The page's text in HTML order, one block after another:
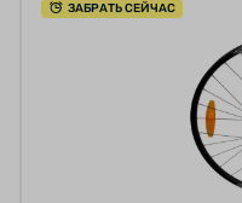
ЗАБРАТЬ СЕЙЧАС